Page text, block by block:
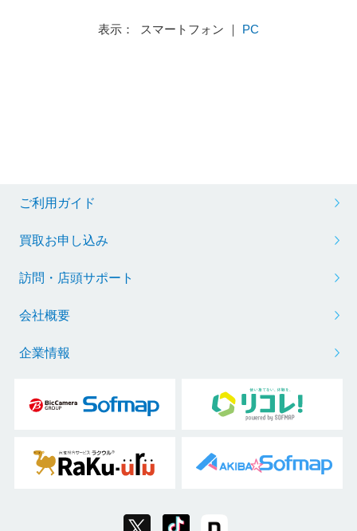
表示： スマートフォン ｜ PC
ご利用ガイド
買取お申し込み
訪問・店頭サポート
会社概要
企業情報